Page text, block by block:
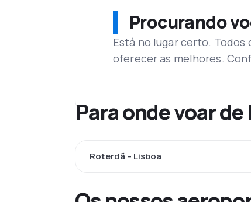
Procurando
Está no lugar certo.
oferecer as melhores.
Para onde voar
Roterdã - Lisboa